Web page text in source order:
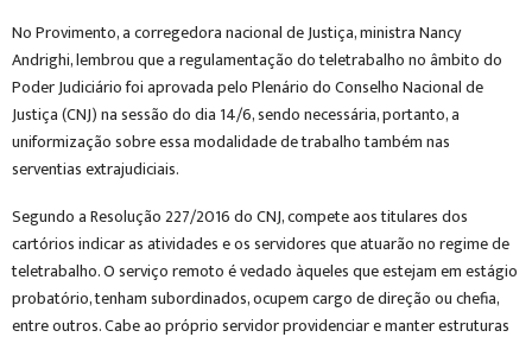
No Provimento, a corregedora nacional de Justiça, ministra Nancy
Andrighi, lembrou que a regulamentação do teletrabalho no âmbito do
Poder Judiciário foi aprovada pelo Plenário do Conselho Nacional de
Justiça (CNJ) na sessão do dia 14/6, sendo necessária, portanto, a
uniformização sobre essa modalidade de trabalho também nas
serventias extrajudiciais.
Segundo a Resolução 227/2016 do CNJ, compete aos titulares dos
cartórios indicar as atividades e os servidores que atuarão no regime de
teletrabalho. O serviço remoto é vedado àqueles que estejam em estágio
probatório, tenham subordinados, ocupem cargo de direção ou chefia,
entre outros. Cabe ao próprio servidor providenciar e manter estruturas